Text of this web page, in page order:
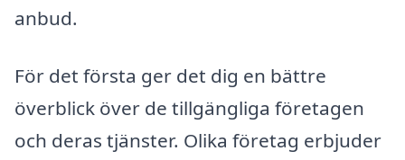
anbud.
För det första ger det dig en bättre
överblick över de tillgängliga företagen
och deras tjänster. Olika företag erbjuder